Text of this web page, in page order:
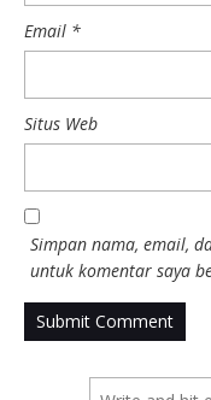
Email *
Situs Web
Simpan nama, email,
untuk komentar saya